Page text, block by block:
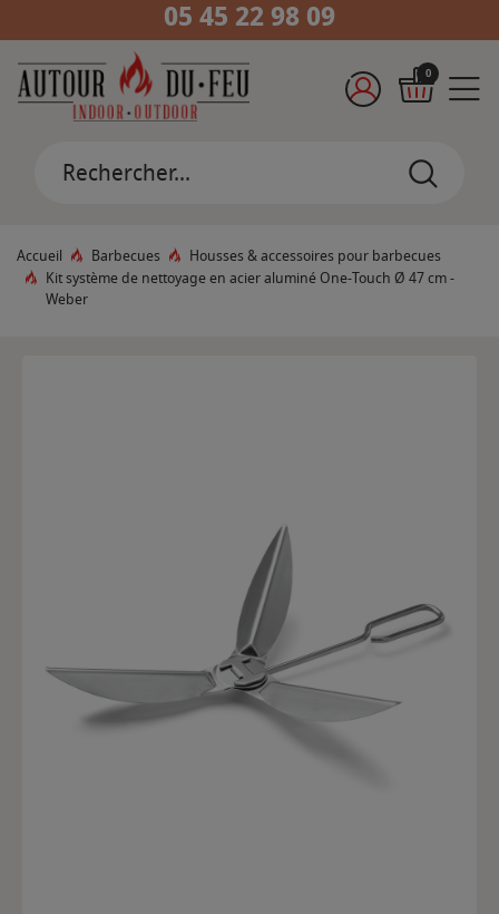
05 45 22 98 09
0
Accueil Barbecues
Housses & accessoires pour barbecues
Kit système de nettoyage en acier aluminé One-Touch Ø 47 cm -
Weber